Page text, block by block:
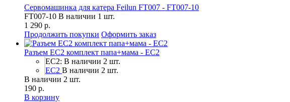
Сервомашинка для катера Feilun FT007 - FT007-10
FT007-10 В наличии 1 шт.
1 290 р.
Продолжить покупки Оформить заказ
Разъем EC2 комплект папа+мама - EC2
EC2: В наличии 2 шт.
EC2 В наличии 2 шт.
В наличии 2 шт.
190 р.
В корзину